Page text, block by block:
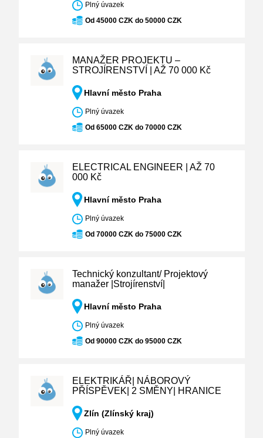
Plný úvazek
Od 45000 CZK do 50000 CZK
MANAŽER PROJEKTU –
STROJÍRENSTVÍ | AŽ 70 000 Kč
Hlavní město Praha
Plný úvazek
Od 65000 CZK do 70000 CZK
ELECTRICAL ENGINEER | AŽ 70
000 Kč
Hlavní město Praha
Plný úvazek
Od 70000 CZK do 75000 CZK
Technický konzultant/ Projektový
manažer |Strojírenství|
Hlavní město Praha
Plný úvazek
Od 90000 CZK do 95000 CZK
ELEKTRIKÁŘ| NÁBOROVÝ
PŘÍSPĚVEK| 2 SMĚNY| HRANICE
Zlín (Zlínský kraj)
Plný úvazek